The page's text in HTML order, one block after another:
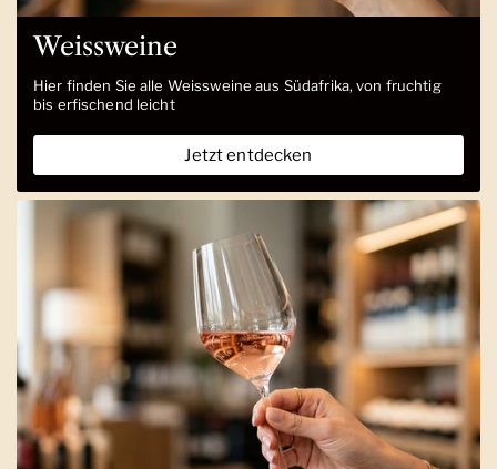
Weissweine
Hier finden Sie alle Weissweine aus Südafrika, von fruchtig
bis erfischend leicht
Jetzt entdecken